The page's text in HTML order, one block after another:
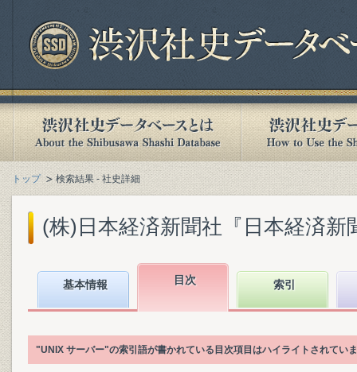
トップ 検索結果 - 社史詳細
(株)日本経済新聞社『日本経済新
基本情報 目次 索引
"UNIX サーバー"の索引語が書かれている目次項目はハイライトされてい